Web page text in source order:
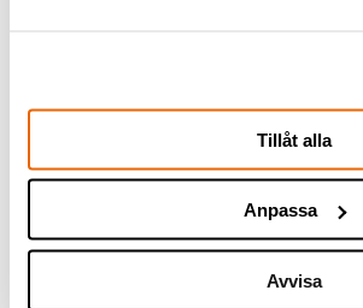
Tillåt alla
Anpassa
Avvisa